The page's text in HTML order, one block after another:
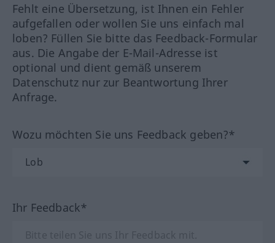
Fehlt eine Übersetzung, ist Ihnen ein Fehler
aufgefallen oder wollen Sie uns einfach mal
loben? Füllen Sie bitte das Feedback-Formular
aus. Die Angabe der E-Mail-Adresse ist
optional und dient gemäß unserem
Datenschutz nur zur Beantwortung Ihrer
Anfrage.
Wozu möchten Sie uns Feedback geben?*
Ihr Feedback*